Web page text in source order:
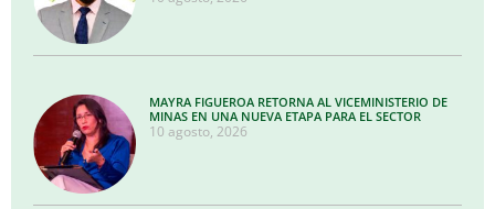
MAYRA FIGUEROA RETORNA AL VICEMINISTERIO DE
MINAS EN UNA NUEVA ETAPA PARA EL SECTOR
10 agosto, 2026